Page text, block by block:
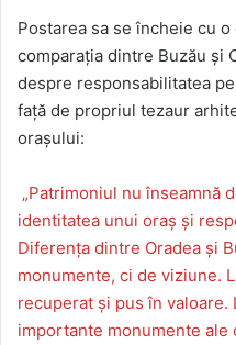
Postarea sa se încheie cu
comparația dintre Buzău și
despre responsabilitatea
față de propriul tezaur
orașului:
„Patrimoniul nu înseamnă
identitatea unui oraș și
Diferența dintre Oradea și
monumente, ci de viziune.
recuperat și pus în valoare.
importante monumente ale